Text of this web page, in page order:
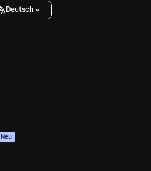
Deutsch
Neu